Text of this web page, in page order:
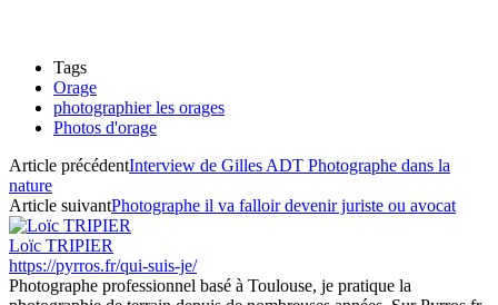
Tags
Orage
photographier les orages
Photos d'orage
Article précédentInterview de Gilles ADT Photographe dans la
nature
Article suivantPhotographe il va falloir devenir juriste ou avocat
Loïc TRIPIER
https://pyrros.fr/qui-suis-je/
Photographe professionnel basé à Toulouse, je pratique la